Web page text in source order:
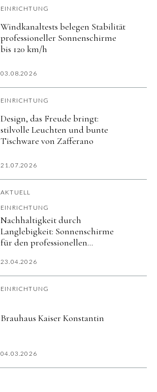
EINRICHTUNG
Windkanaltests belegen Stabilität
professioneller Sonnenschirme
bis 120 km/h
03.08.2026
EINRICHTUNG
Design, das Freude bringt:
stilvolle Leuchten und bunte
Tischware von Zafferano
21.07.2026
AKTUELL
EINRICHTUNG
Nachhaltigkeit durch
Langlebigkeit: Sonnenschirme
für den professionellen
23.04.2026
EINRICHTUNG
Brauhaus Kaiser Konstantin
04.03.2026